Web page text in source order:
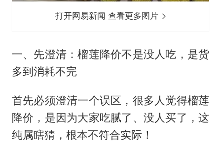
打开网易新闻 查看更多图片
一、先澄清：榴莲降价不是没人吃，是货
多到消耗不完
首先必须澄清一个误区，很多人觉得榴莲
降价，是因为大家吃腻了、没人买了，这
纯属瞎猜，根本不符合实际！